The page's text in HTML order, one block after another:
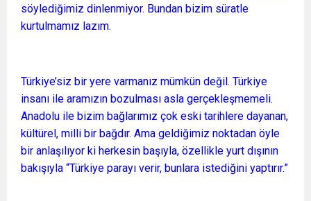
söylediğimiz dinlenmiyor. Bundan bizim süratle
kurtulmamız lazım.
Türkiye’siz bir yere varmanız mümkün değil. Türkiye
insanı ile aramızın bozulması asla gerçekleşmemeli.
Anadolu ile bizim bağlarımız çok eski tarihlere dayanan,
kültürel, milli bir bağdır. Ama geldiğimiz noktadan öyle
bir anlaşılıyor ki herkesin başıyla, özellikle yurt dışının
bakışıyla “Türkiye parayı verir, bunlara istediğini yaptırır.”